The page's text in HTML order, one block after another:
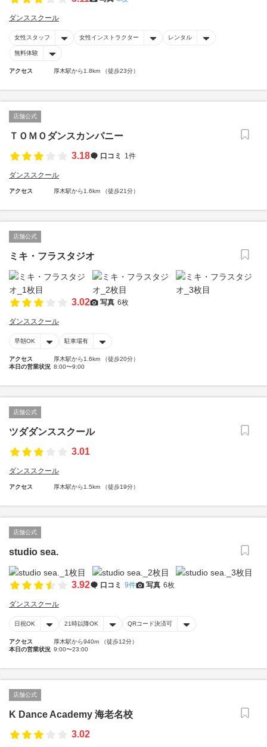
ダンススクール
女性スタッフ 女性インストラクター レンタル
無料体験
アクセス 厚木駅から1.8km （徒歩23分）
店舗公式
ＴＯＭＯダンスカンパニー
3.18
口コミ 1件
ダンススクール
アクセス 厚木駅から1.6km （徒歩21分）
店舗公式
ミキ・フラスタジオ
3.02 写真 6枚
ダンススクール
早朝OK 駐車場有
アクセス
厚木駅から1.6km （徒歩20分）
本日の営業状況 8:00〜9:00
店舗公式
ツダダンススクール
3.01
ダンススクール
アクセス 厚木駅から1.5km （徒歩19分）
店舗公式
studio sea.
3.92 口コミ 9件 写真 6枚
ダンススクール
日祝OK 21時以降OK QRコード決済可
アクセス
厚木駅から940m （徒歩12分）
本日の営業状況 9:00〜23:00
店舗公式
K Dance Academy 海老名校
3.02